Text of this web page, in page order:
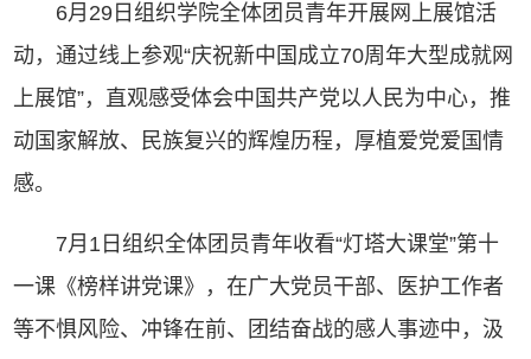
6月29日组织学院全体团员青年开展网上展馆活
动，通过线上参观“庆祝新中国成立70周年大型成就网
上展馆”，直观感受体会中国共产党以人民为中心，推
动国家解放、民族复兴的辉煌历程，厚植爱党爱国情
感。
7月1日组织全体团员青年收看“灯塔大课堂”第十
一课《榜样讲党课》，在广大党员干部、医护工作者
等不惧风险、冲锋在前、团结奋战的感人事迹中，汲